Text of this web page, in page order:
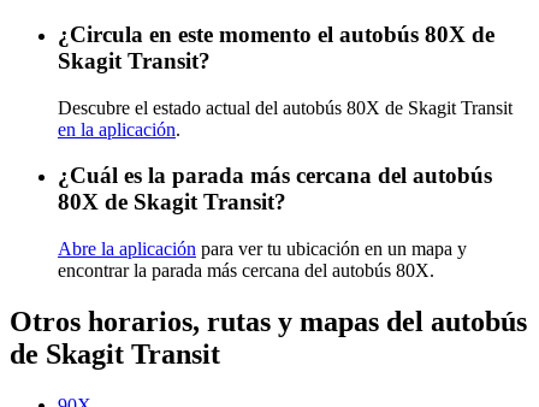
¿Circula en este momento el autobús 80X de
Skagit Transit?
Descubre el estado actual del autobús 80X de Skagit Transit
en la aplicación.
¿Cuál es la parada más cercana del autobús
80X de Skagit Transit?
Abre la aplicación para ver tu ubicación en un mapa y
encontrar la parada más cercana del autobús 80X.
Otros horarios, rutas y mapas del autobús
de Skagit Transit